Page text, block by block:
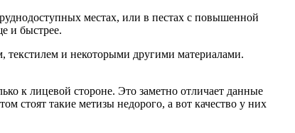
местах, или в пестах с повышенной
и быстрее.
текстилем и некоторыми другими материалами.
к лицевой стороне. Это заметно отличает данные
стоят такие метизы недорого, а вот качество у них